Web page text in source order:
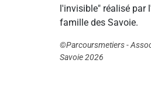
l'invisible" réalisé
famille des Savoie.
©Parcoursmetiers -
Savoie 2026